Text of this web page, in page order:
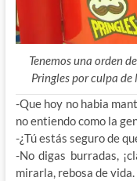
Tenemos una orden
Pringles por culpa
-Que hoy no habia
no entiendo como la
-¿Tú estás seguro de
-No digas burradas,
mirarla, rebosa de